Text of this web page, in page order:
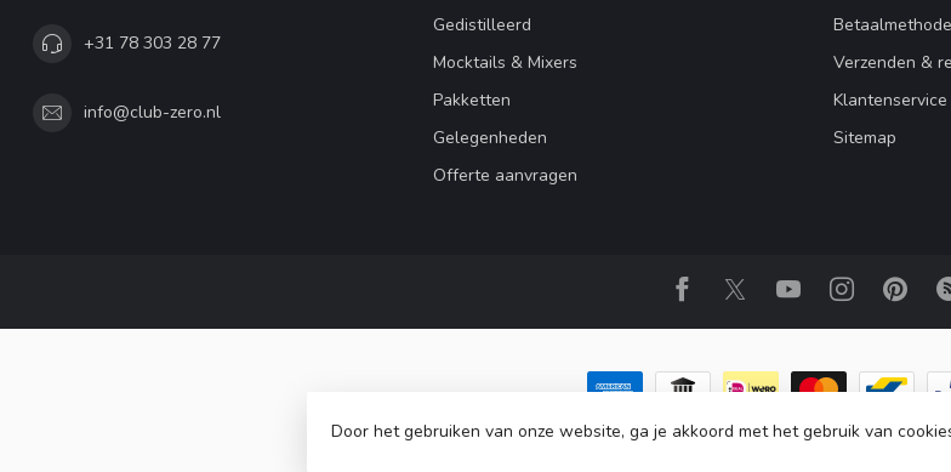
+31 78 303 28 77
info@club-zero.nl
Gedistilleerd
Mocktails & Mixers
Pakketten
Gelegenheden
Offerte aanvragen
Verzenden &
Klantenservice
Sitemap
© Copyright 2026 Club Zero- Powered byLightspeed-
Door het gebruiken van onze website, ga je akkoord met het gebruik van